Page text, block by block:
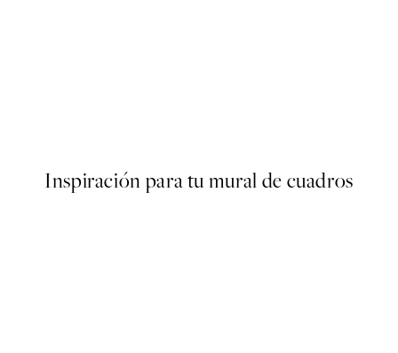
Inspiración para tu mural de cuadros